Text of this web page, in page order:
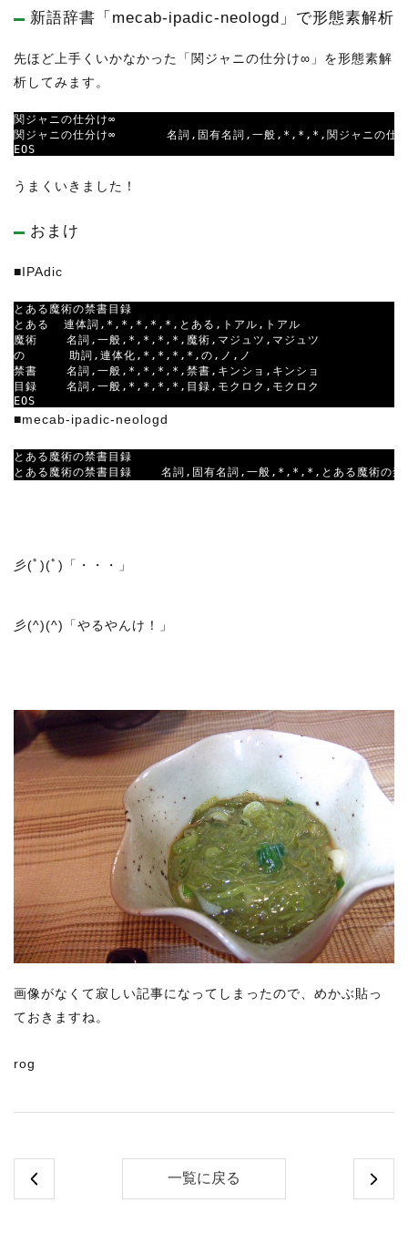
新語辞書「mecab-ipadic-neologd」で形態素解析
先ほど上手くいかなかった「関ジャニの仕分け∞」を形態素解
析してみます。
関ジャニの仕分け∞
関ジャニの仕分け∞       名詞,固有名詞,一般,*,*,*,関ジャニの仕分
EOS
うまくいきました！
おまけ
■IPAdic
とある魔術の禁書目録
とある  連体詞,*,*,*,*,*,とある,トアル,トアル
魔術    名詞,一般,*,*,*,*,魔術,マジュツ,マジュツ
の      助詞,連体化,*,*,*,*,の,ノ,ノ
禁書    名詞,一般,*,*,*,*,禁書,キンショ,キンショ
目録    名詞,一般,*,*,*,*,目録,モクロク,モクロク
EOS
■mecab-ipadic-neologd
とある魔術の禁書目録
とある魔術の禁書目録    名詞,固有名詞,一般,*,*,*,とある魔術の禁
彡(ﾟ)(ﾟ)「・・・」
彡(^)(^)「やるやんけ！」
画像がなくて寂しい記事になってしまったので、めかぶ貼っ
ておきますね。
rog
一覧に戻る